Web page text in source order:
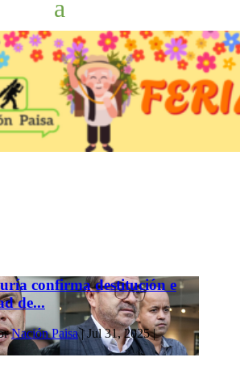
confirma destitución e
de...
Nación Paisa|Jul 31, 2025|